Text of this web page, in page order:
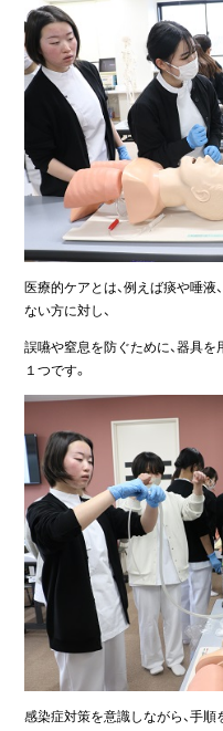
医療的ケアとは、例えば痰や唾
ない方に対し、
誤嚥や窒息を防ぐために、器具
１つです。
感染症対策を意識しながら、手